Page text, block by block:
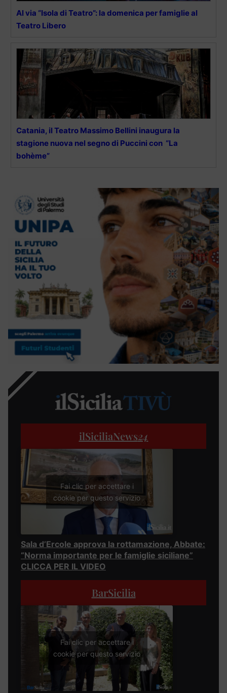
Al via “Isola di Teatro”: la domenica per famiglie al
Teatro Libero
Catania, il Teatro Massimo Bellini inaugura la
stagione nuova nel segno di Puccini con “La
bohème”
ilSiciliaNews24
Fai clic per accettare i
cookie per questo servizio
Sala d’Ercole approva la rottamazione, Abbate:
“Norma importante per le famiglie siciliane”
CLICCA PER IL VIDEO
BarSicilia
Fai clic per accettare i
cookie per questo servizio